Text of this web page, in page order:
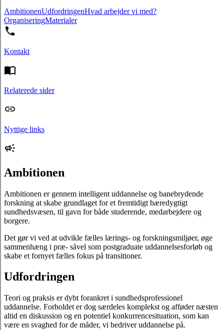
AmbitionenUdfordringenHvad arbejder vi med?
OrganiseringMaterialer
Kontakt
Relaterede sider
Nyttige links
Ambitionen
Ambitionen er gennem intelligent uddannelse og banebrydende
forskning at skabe grundlaget for et fremtidigt bæredygtigt
sundhedsvæsen, til gavn for både studerende, medarbejdere og
borgere.
Det gør vi ved at udvikle fælles lærings- og forskningsmiljøer, øge
sammenhæng i præ- såvel som postgraduate uddannelsesforløb og
skabe et fornyet fælles fokus på transitioner.
Udfordringen
Teori og praksis er dybt forankret i sundhedsprofessionel
uddannelse. Forholdet er dog særdeles komplekst og afføder næsten
altid en diskussion og en potentiel konkurrencesituation, som kan
være en svaghed for de måder, vi bedriver uddannelse på.